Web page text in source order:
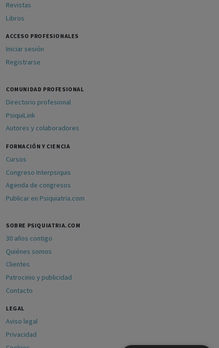
Revistas
Libros
ACCESO PROFESIONALES
Iniciar sesión
Registrarse
COMUNIDAD PROFESIONAL
Directorio profesional
PsiquiLink
Autores y colaboradores
FORMACIÓN Y CIENCIA
Cursos
Congreso Interpsiquis
Agenda de congresos
Publicar en Psiquiatria.com
SOBRE PSIQUIATRIA.COM
30 años contigo
Quiénes somos
Clientes
Patrocinio y publicidad
Contacto
LEGAL
Aviso legal
Privacidad